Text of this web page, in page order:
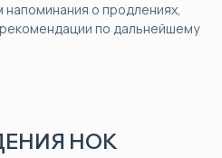
о продлениях,
по дальнейшему
НОК